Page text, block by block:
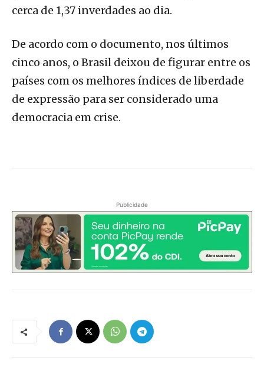
cerca de 1,37 inverdades ao dia.
De acordo com o documento, nos últimos
cinco anos, o Brasil deixou de figurar entre os
países com os melhores índices de liberdade
de expressão para ser considerado uma
democracia em crise.
Publicidade